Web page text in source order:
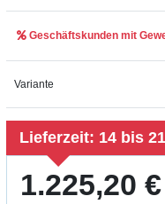
Geschäftskunden mit
Variante
Lieferzeit: 14 bis
1.225,20 €